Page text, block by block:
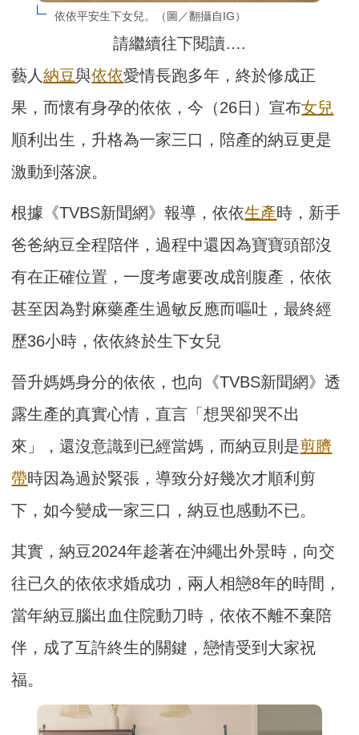
依依平安生下女兒。（圖／翻攝自IG）
請繼續往下閱讀….
藝人納豆與依依愛情長跑多年，終於修成正
果，而懷有身孕的依依，今（26日）宣布女兒
順利出生，升格為一家三口，陪產的納豆更是
激動到落淚。
根據《TVBS新聞網》報導，依依生產時，新手
爸爸納豆全程陪伴，過程中還因為寶寶頭部沒
有在正確位置，一度考慮要改成剖腹產，依依
甚至因為對麻藥產生過敏反應而嘔吐，最終經
歷36小時，依依終於生下女兒
晉升媽媽身分的依依，也向《TVBS新聞網》透
露生產的真實心情，直言「想哭卻哭不出
來」，還沒意識到已經當媽，而納豆則是剪臍
帶時因為過於緊張，導致分好幾次才順利剪
下，如今變成一家三口，納豆也感動不已。
其實，納豆2024年趁著在沖繩出外景時，向交
往已久的依依求婚成功，兩人相戀8年的時間，
當年納豆腦出血住院動刀時，依依不離不棄陪
伴，成了互許終生的關鍵，戀情受到大家祝
福。